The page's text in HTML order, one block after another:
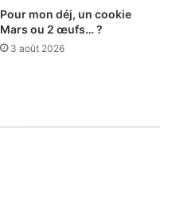
Pour mon déj, un cookie
Mars ou 2 œufs… ?
3 août 2026